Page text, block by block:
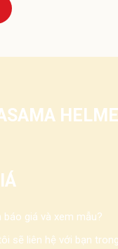
báo giá và xem mẫu?
sẽ liên hệ với bạn